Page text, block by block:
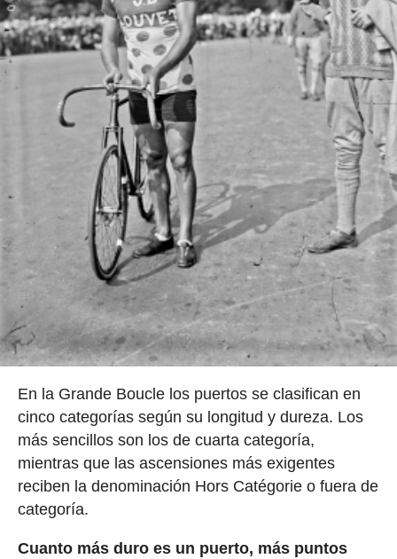
En la Grande Boucle los puertos se clasifican en
cinco categorías según su longitud y dureza. Los
más sencillos son los de cuarta categoría,
mientras que las ascensiones más exigentes
reciben la denominación Hors Catégorie o fuera de
categoría.
Cuanto más duro es un puerto, más puntos